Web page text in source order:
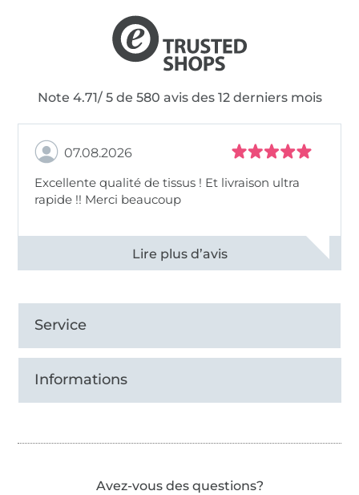
Note 4.71/ 5 de 580 avis des 12 derniers mois
07.08.2026
Excellente qualité de tissus ! Et livraison ultra
rapide !! Merci beaucoup
Voir tous les 11496 commentaires
Service
Informations
Avez-vous des questions?